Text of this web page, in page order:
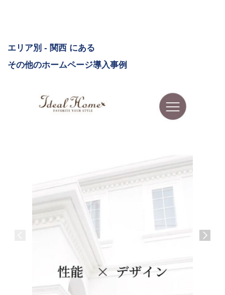
エリア別 - 関西 にある
その他のホームページ導入事例